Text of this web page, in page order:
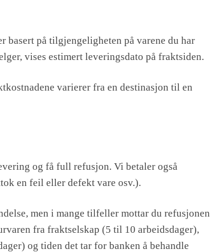
på tilgjengeligheten på varene du har
vises estimert leveringsdato på fraktsiden.
varierer fra en destinasjon til en
og få full refusjon. Vi betaler også
en feil eller defekt vare osv.).
men i mange tilfeller mottar du refusjonen
fra fraktselskap (5 til 10 arbeidsdager),
og tiden det tar for banken å behandle